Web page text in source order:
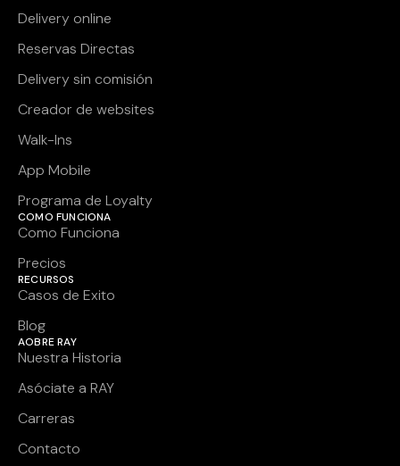
Delivery online
Reservas Directas
Delivery sin comisión
Creador de websites
Walk-Ins
App Mobile
Programa de Loyalty
COMO FUNCIONA
Como Funciona
Precios
RECURSOS
Casos de Exito
Blog
AOBRE RAY
Nuestra Historia
Asóciate a RAY
Carreras
Contacto